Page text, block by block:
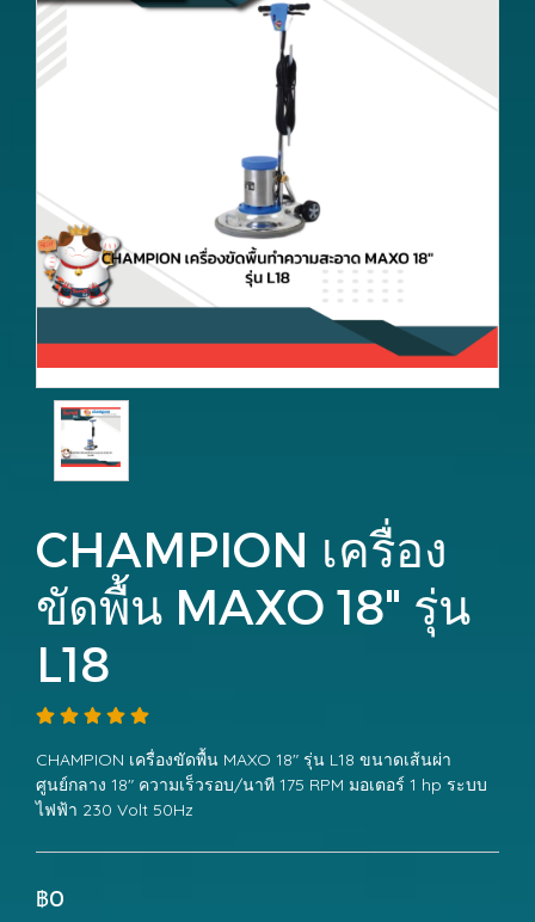
CHAMPION เครื่อง
ขัดพื้น MAXO 18" รุ่น
L18
CHAMPION เครื่องขัดพื้น MAXO 18" รุ่น L18 ขนาดเส้นผ่า
ศูนย์กลาง 18" ความเร็วรอบ/นาที 175 RPM มอเตอร์ 1 hp ระบบ
ไฟฟ้า 230 Volt 50Hz
฿0